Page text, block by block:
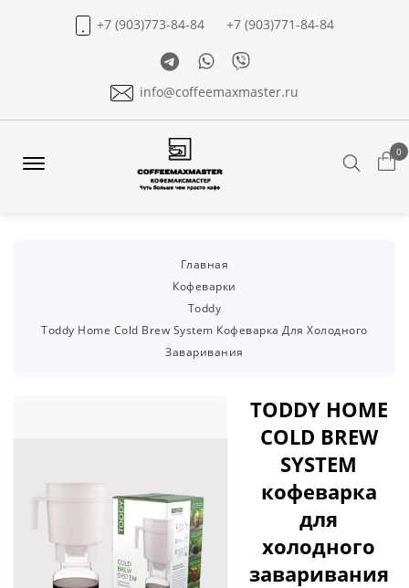
+7 (903)773-84-84
+7 (903)771-84-84
TelegramWhatsapp
Viber
info@coffeemaxmaster.ru
0
Главная
Кофеварки
Toddy
Toddy Home Cold Brew System Кофеварка Для Холодного
Заваривания
TODDY HOME
COLD BREW
SYSTEM
кофеварка
для
холодного
заваривания